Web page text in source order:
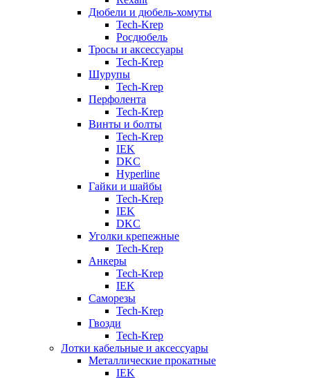
Дюбели и дюбель-хомуты
Tech-Krep
Росдюбель
Тросы и аксессуары
Tech-Krep
Шурупы
Tech-Krep
Перфолента
Tech-Krep
Винты и болты
Tech-Krep
IEK
DKC
Hyperline
Гайки и шайбы
Tech-Krep
IEK
DKC
Уголки крепежные
Tech-Krep
Анкеры
Tech-Krep
IEK
Саморезы
Tech-Krep
Гвозди
Tech-Krep
Лотки кабельные и аксессуары
Металлические прокатные
IEK